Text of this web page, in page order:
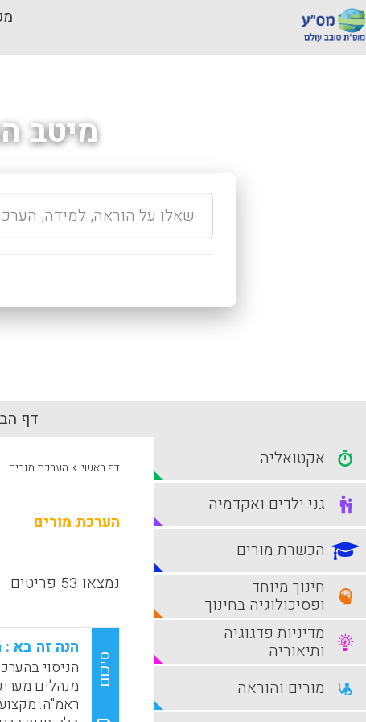
מיטב
דף
דף ראשי › הערכת מורים
הערכת מורים
נמצאו 53 פריטים
סיכום
הנה זה בא
הניסוי
מנהלים
ראמ"ה.
אקטואליה
גני ילדים ואקדמיה
הכשרת מורים
חינוך מיוחד
ופסיכולוגיה בחינוך
מדיניות פדגוגיה
ותיאוריה
מורים והוראה